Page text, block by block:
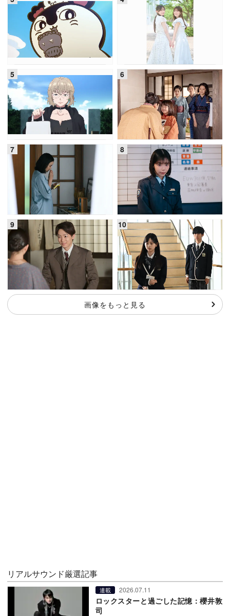
画像をもっと見る
リアルサウンド厳選記事
連載 2026.07.11
ロックスターと過ごした記憶：櫻井敦
司